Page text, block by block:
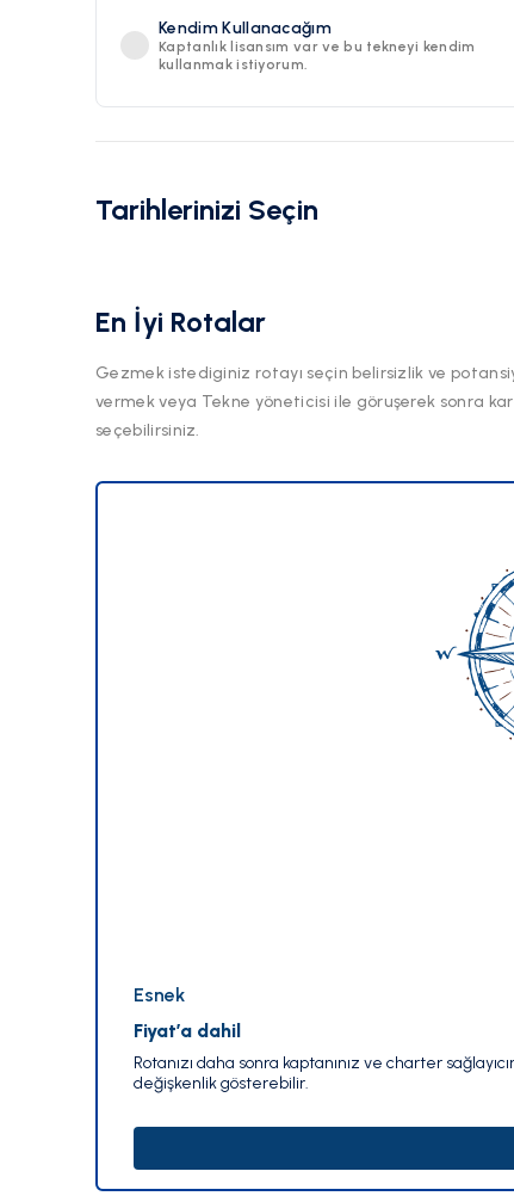
Kendim Kullanacağım
Kaptanlık lisansım var ve bu tekneyi kendim
kullanmak istiyorum.
Tarihlerinizi Seçin
En İyi Rotalar
Gezmek istediginiz rotayı seçin belirsizlik ve
vermek veya Tekne yöneticisi ile göruşerek sonra
seçebilirsiniz.
Esnek
Fiyat’a dahil
Rotanızı daha sonra kaptanınız ve charter
değişkenlik gösterebilir.